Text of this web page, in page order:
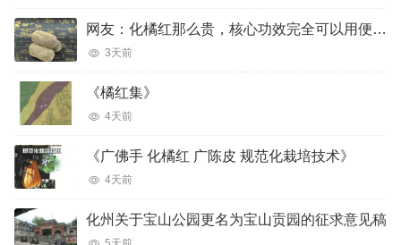
网友：化橘红那么贵，核心功效完全可以用便宜的橘红、陈皮完美代替吗？
3天前
《橘红集》
4天前
《广佛手 化橘红 广陈皮 规范化栽培技术》
4天前
化州关于宝山公园更名为宝山贡园的征求意见稿